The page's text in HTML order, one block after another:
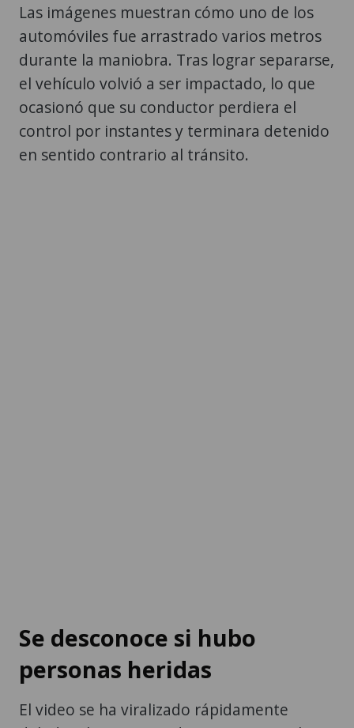
Las imágenes muestran cómo uno de los
automóviles fue arrastrado varios metros
durante la maniobra. Tras lograr separarse,
el vehículo volvió a ser impactado, lo que
ocasionó que su conductor perdiera el
control por instantes y terminara detenido
en sentido contrario al tránsito.
Se desconoce si hubo
personas heridas
El video se ha viralizado rápidamente